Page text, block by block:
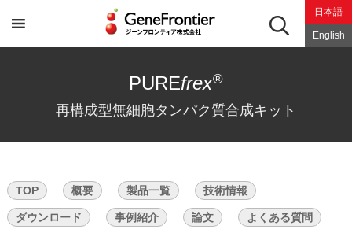
content
日本語
English
PUREfrex®
再構成型無細胞タンパク質合成キット
TOP 概要 製品一覧 技術情報
ダウンロード 事例紹介 論文 よくある質問